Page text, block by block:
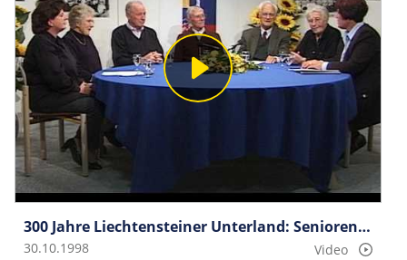
300 Jahre Liechtensteiner Unterland: Seniorengespräche Gruppe 5
30.10.1998 Video